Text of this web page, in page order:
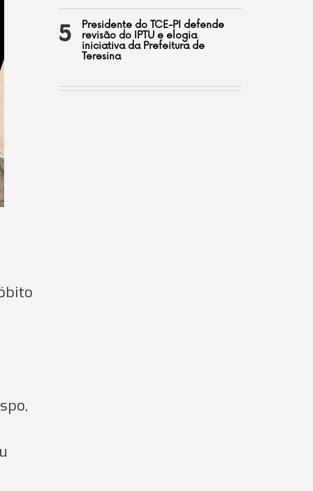
5
Presidente do TCE-PI defende
revisão do IPTU e elogia
iniciativa da Prefeitura de
Teresina